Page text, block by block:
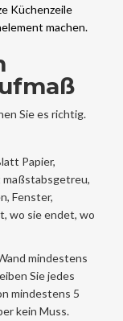
Küchenzeile
machen.
Sie es richtig.
Papier,
maßstabsgetreu,
Fenster,
wo sie endet, wo
mindestens
Sie jedes
mindestens 5
kein Muss.